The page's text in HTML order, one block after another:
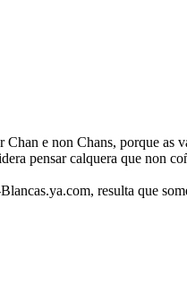
e non Chans, porque
pensar calquera que non
resulta que